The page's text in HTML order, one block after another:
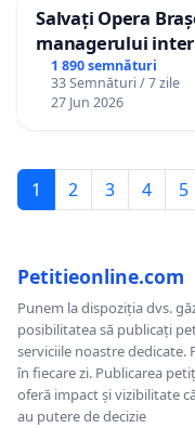
Salvați Opera
managerului
1 890 semnături
33 Semnături / 7 zile
27 Jun 2026
1 2 3 4 5
Petitieonline.com
Punem la dispoziția dvs.
posibilitatea să publicați
serviciile noastre dedicate.
în fiecare zi. Publicarea
oferă impact și vizibilitate
au putere de decizie